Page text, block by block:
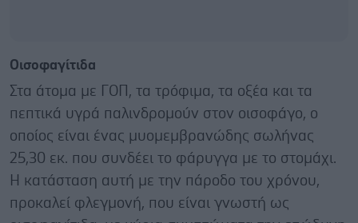
Οισοφαγίτιδα
Στα άτομα με ΓΟΠ, τα τρόφιμα, τα οξέα και τα
πεπτικά υγρά παλινδρομούν στον οισοφάγο, ο
οποίος είναι ένας μυομεμβρανώδης σωλήνας
25,30 εκ. που συνδέει το φάρυγγα με το στομάχι.
Η κατάσταση αυτή με την πάροδο του χρόνου,
προκαλεί φλεγμονή, που είναι γνωστή ως